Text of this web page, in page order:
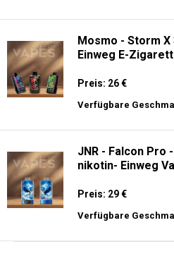
Mosmo - Storm X
Einweg E-
Preis: 26 €
Verfügbare
JNR - Falcon Pro
nikotin- Einweg
Preis: 29 €
Verfügbare